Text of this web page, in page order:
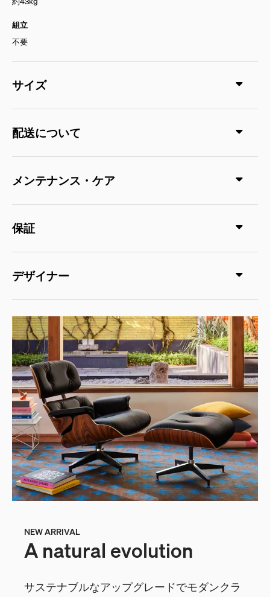
組立
不要
サイズ
配送について
メンテナンス・ケア
保証
デザイナー
NEW ARRIVAL
A natural evolution
サステナブルなアップグレードでモダンクラ